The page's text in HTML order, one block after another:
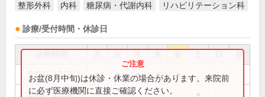
整形外科 内科 糖尿病・代謝内科 リハビリテーション科
診療/受付時間・休診日
祝
9:00～12:30 ● ● ● ● ●
9:00～13:00
お盆(8月中旬)は休診・休業の場合があります。来院前
に必ず医療機関に直接ご確認ください。